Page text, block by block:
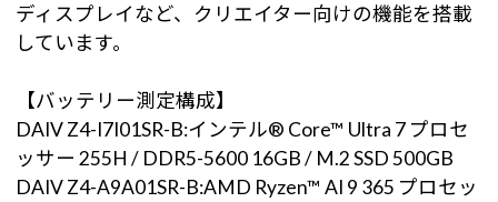
ディスプレイなど、クリエイター向けの機能を搭載
しています。
【バッテリー測定構成】
DAIV Z4-I7I01SR-B:インテル® Core™ Ultra 7 プロセ
ッサー 255H / DDR5-5600 16GB / M.2 SSD 500GB
DAIV Z4-A9A01SR-B:AMD Ryzen™ AI 9 365 プロセッ